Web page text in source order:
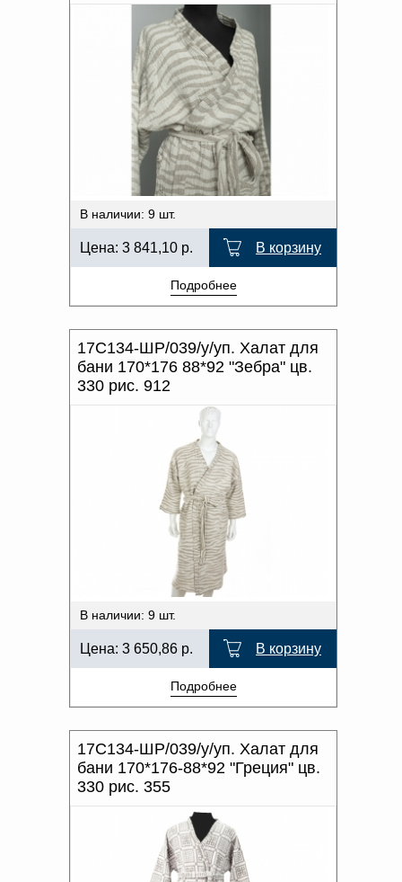
В наличии: 9 шт.
Цена: 3 841,10 р. В корзину
Подробнее
17С134-ШР/039/у/уп. Халат для
бани 170*176 88*92 "Зебра" цв.
330 рис. 912
В наличии: 9 шт.
Цена: 3 650,86 р. В корзину
Подробнее
17С134-ШР/039/у/уп. Халат для
бани 170*176-88*92 "Греция" цв.
330 рис. 355